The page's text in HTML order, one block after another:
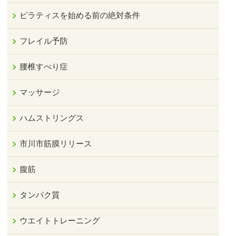
ピラティスを始める前の絶対条件
フレイル予防
腰椎すべり症
マッサージ
ハムストリングス
市川市筋膜リリース
腹筋
タンパク質
ウエイトトレーニング